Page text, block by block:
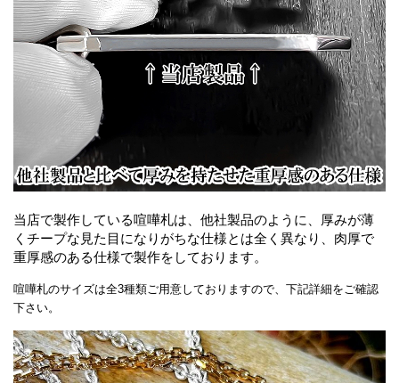
当店で製作している喧嘩札は、他社製品のように、厚みが薄
くチープな見た目になりがちな仕様とは全く異なり、肉厚で
重厚感のある仕様で製作をしております。
喧嘩札のサイズは全3種類ご用意しておりますので、下記詳細をご確認
下さい。